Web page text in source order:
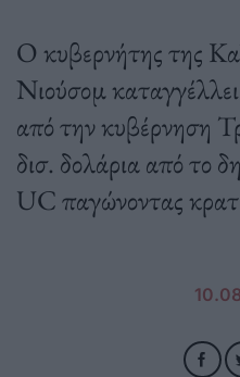
Ο κυβερνήτης της
Νιούσομ
από την κυβέρνηση
δισ. δολάρια από το
UC παγώνοντας